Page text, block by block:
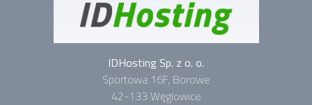
IDHosting Sp. z o. o.
Sportowa 16F, Borowe
42-133 Węglowice